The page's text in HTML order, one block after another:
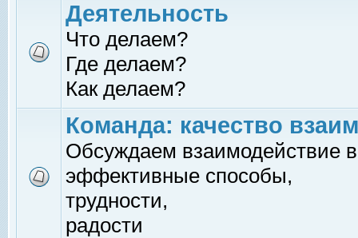
Деятельность
Что делаем?
Где делаем?
Как делаем?
Команда: качество
Обсуждаем взаимодействие
эффективные способы,
трудности,
радости